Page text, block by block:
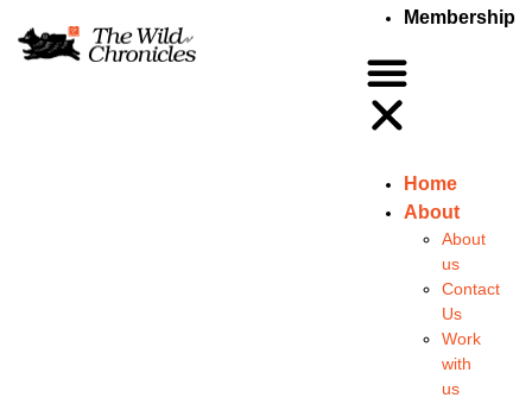
Membership
Home
About
About
us
Contact
Us
Work
with
us